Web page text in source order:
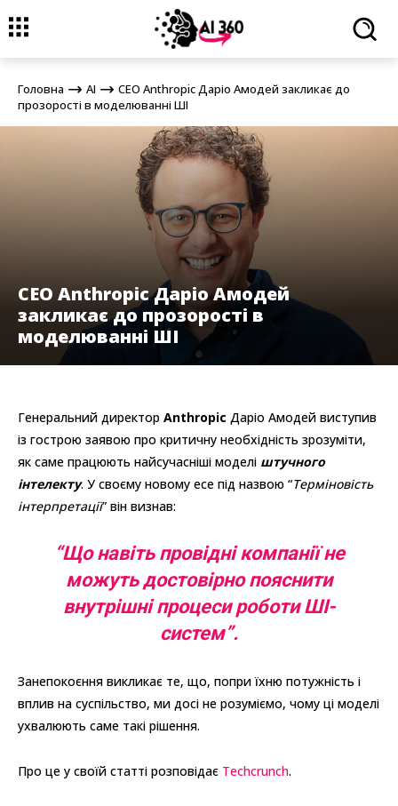
Головна
СЕО Anthropic Даріо Амодей закликає до
прозорості в моделюванні ШІ
Головна AI
СЕО Anthropic Даріо Амодей закликає до
прозорості в моделюванні ШІ
СЕО Anthropic Даріо Амодей
закликає до прозорості в
моделюванні ШІ
Генеральний директор Anthropic Даріо Амодей виступив
із гострою заявою про критичну необхідність зрозуміти,
як саме працюють найсучасніші моделі штучного
інтелекту. У своєму новому есе під назвою “Терміновість
інтерпретації” він визнав:
“Що навіть провідні компанії не
можуть достовірно пояснити
внутрішні процеси роботиШІ-
систем”.
Занепокоєння викликає те, що, попри їхню потужність і
вплив на суспільство, ми досі не розуміємо, чому ці моделі
ухвалюють саме такі рішення.
Про це у своїй статті розповідає Techcrunch.